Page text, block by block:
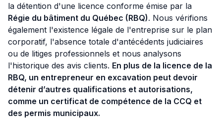
la détention d'une licence conforme émise par la
Régie du bâtiment du Québec (RBQ). Nous vérifions
également l'existence légale de l'entreprise sur le plan
corporatif, l'absence totale d'antécédents judiciaires
ou de litiges professionnels et nous analysons
l'historique des avis clients. En plus de la licence de la
RBQ, un entrepreneur en excavation peut devoir
détenir d’autres qualifications et autorisations,
comme un certificat de compétence de la CCQ et
des permis municipaux.